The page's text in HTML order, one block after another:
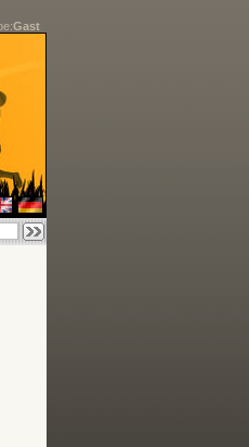
Gast